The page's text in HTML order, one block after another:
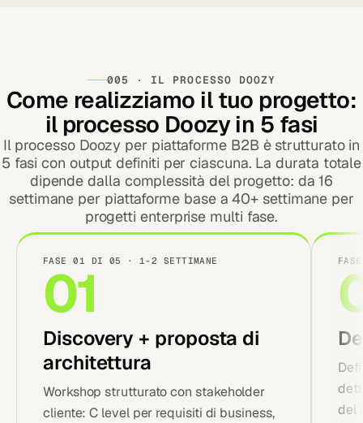
005 · IL PROCESSO DOOZY
Come realizziamo il tuo progetto:
il processo Doozy in 5 fasi
Il processo Doozy per piattaforme B2B è strutturato in
5 fasi con output definiti per ciascuna. La durata totale
dipende dalla complessità del progetto: da 16
settimane per piattaforme base a 40+ settimane per
progetti enterprise multi fase.
FASE 01 DI 05 · 1-2 SETTIMANE
01
Discovery + proposta di
architettura
Workshop strutturato con stakeholder
cliente: C level per requisiti di business,
del